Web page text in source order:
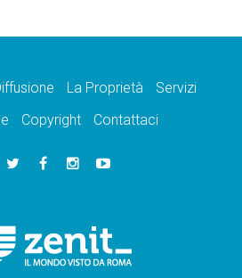
La Proprietà
Servizi
Copyright Contattaci